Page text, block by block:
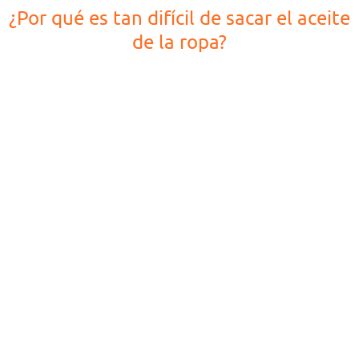
¿Por qué es tan difícil de sacar el aceite
de la ropa?